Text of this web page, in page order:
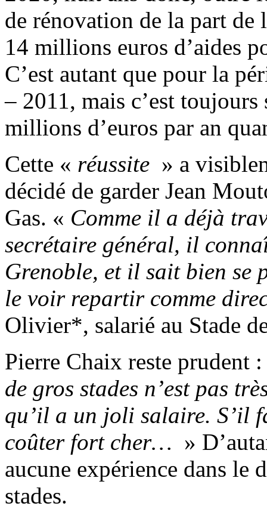
de rénovation de la part
14 millions euros d’aides
C’est autant que pour la
– 2011, mais c’est
millions d’euros par an
Cette « réussite » a
décidé de garder Jean
Gas. « Comme il a déjà
secrétaire général, il
Grenoble, et il sait bien se
le voir repartir comme
Olivier*, salarié au Stade
Pierre Chaix reste prudent
de gros stades n’est pas
qu’il a un joli salaire. S’il
coûter fort cher… »
aucune expérience dans le
stades.